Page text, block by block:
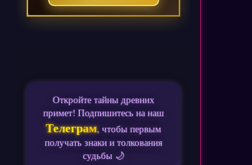
Откройте тайны древних
примет! Подпишитесь на наш
Телеграм, чтобы первым
получать знаки и толкования
судьбы 🌙